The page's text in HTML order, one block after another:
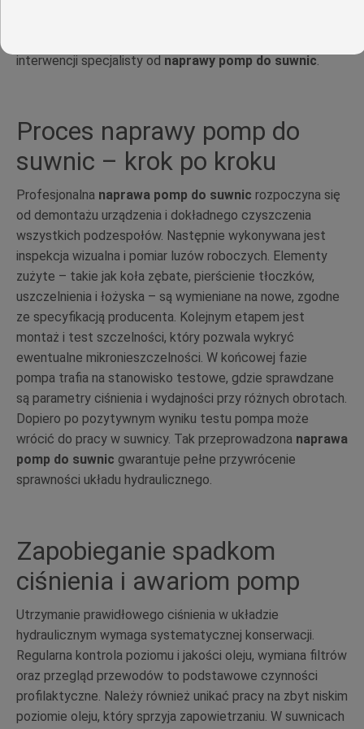
interwencji specjalisty od naprawy pomp do suwnic.
Proces naprawy pomp do
suwnic – krok po kroku
Profesjonalna naprawa pomp do suwnic rozpoczyna się
od demontażu urządzenia i dokładnego czyszczenia
wszystkich podzespołów. Następnie wykonywana jest
inspekcja wizualna i pomiar luzów roboczych. Elementy
zużyte – takie jak koła zębate, pierścienie tłoczków,
uszczelnienia i łożyska – są wymieniane na nowe, zgodne
ze specyfikacją producenta. Kolejnym etapem jest
montaż i test szczelności, który pozwala wykryć
ewentualne mikronieszczelności. W końcowej fazie
pompa trafia na stanowisko testowe, gdzie sprawdzane
są parametry ciśnienia i wydajności przy różnych obrotach.
Dopiero po pozytywnym wyniku testu pompa może
wrócić do pracy w suwnicy. Tak przeprowadzona naprawa
pomp do suwnic gwarantuje pełne przywrócenie
sprawności układu hydraulicznego.
Zapobieganie spadkom
ciśnienia i awariom pomp
Utrzymanie prawidłowego ciśnienia w układzie
hydraulicznym wymaga systematycznej konserwacji.
Regularna kontrola poziomu i jakości oleju, wymiana filtrów
oraz przegląd przewodów to podstawowe czynności
profilaktyczne. Należy również unikać pracy na zbyt niskim
poziomie oleju, który sprzyja zapowietrzaniu. W suwnicach